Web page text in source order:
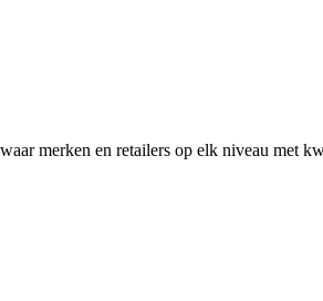
merken en retailers op elk niveau met